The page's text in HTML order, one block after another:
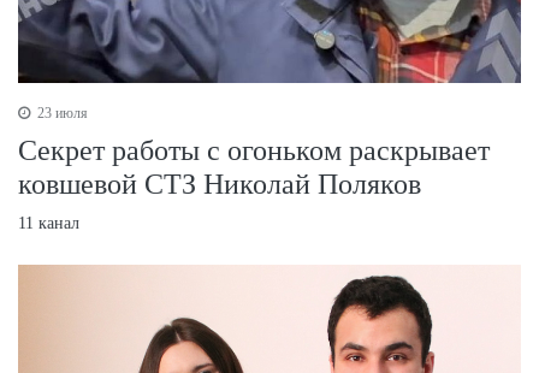
23 июля
Секрет работы с огоньком раскрывает
ковшевой СТЗ Николай Поляков
11 канал